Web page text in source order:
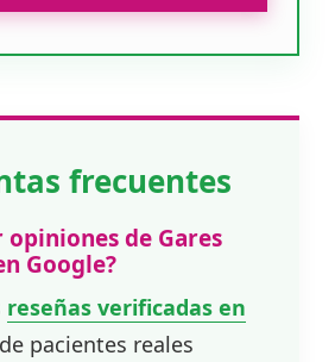
frecuentes
opiniones de Gares
Google?
reseñas verificadas en
pacientes reales